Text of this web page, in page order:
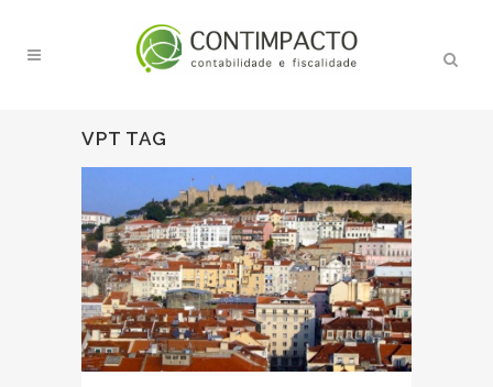
VPT TAG